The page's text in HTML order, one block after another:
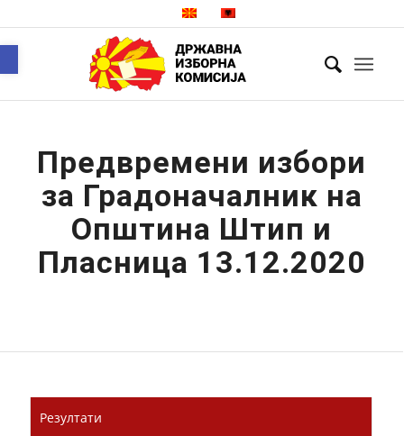
Предвремени избори
за Градоначалник на
Општина Штип и
Пласница 13.12.2020
Резултати
Open toolbar